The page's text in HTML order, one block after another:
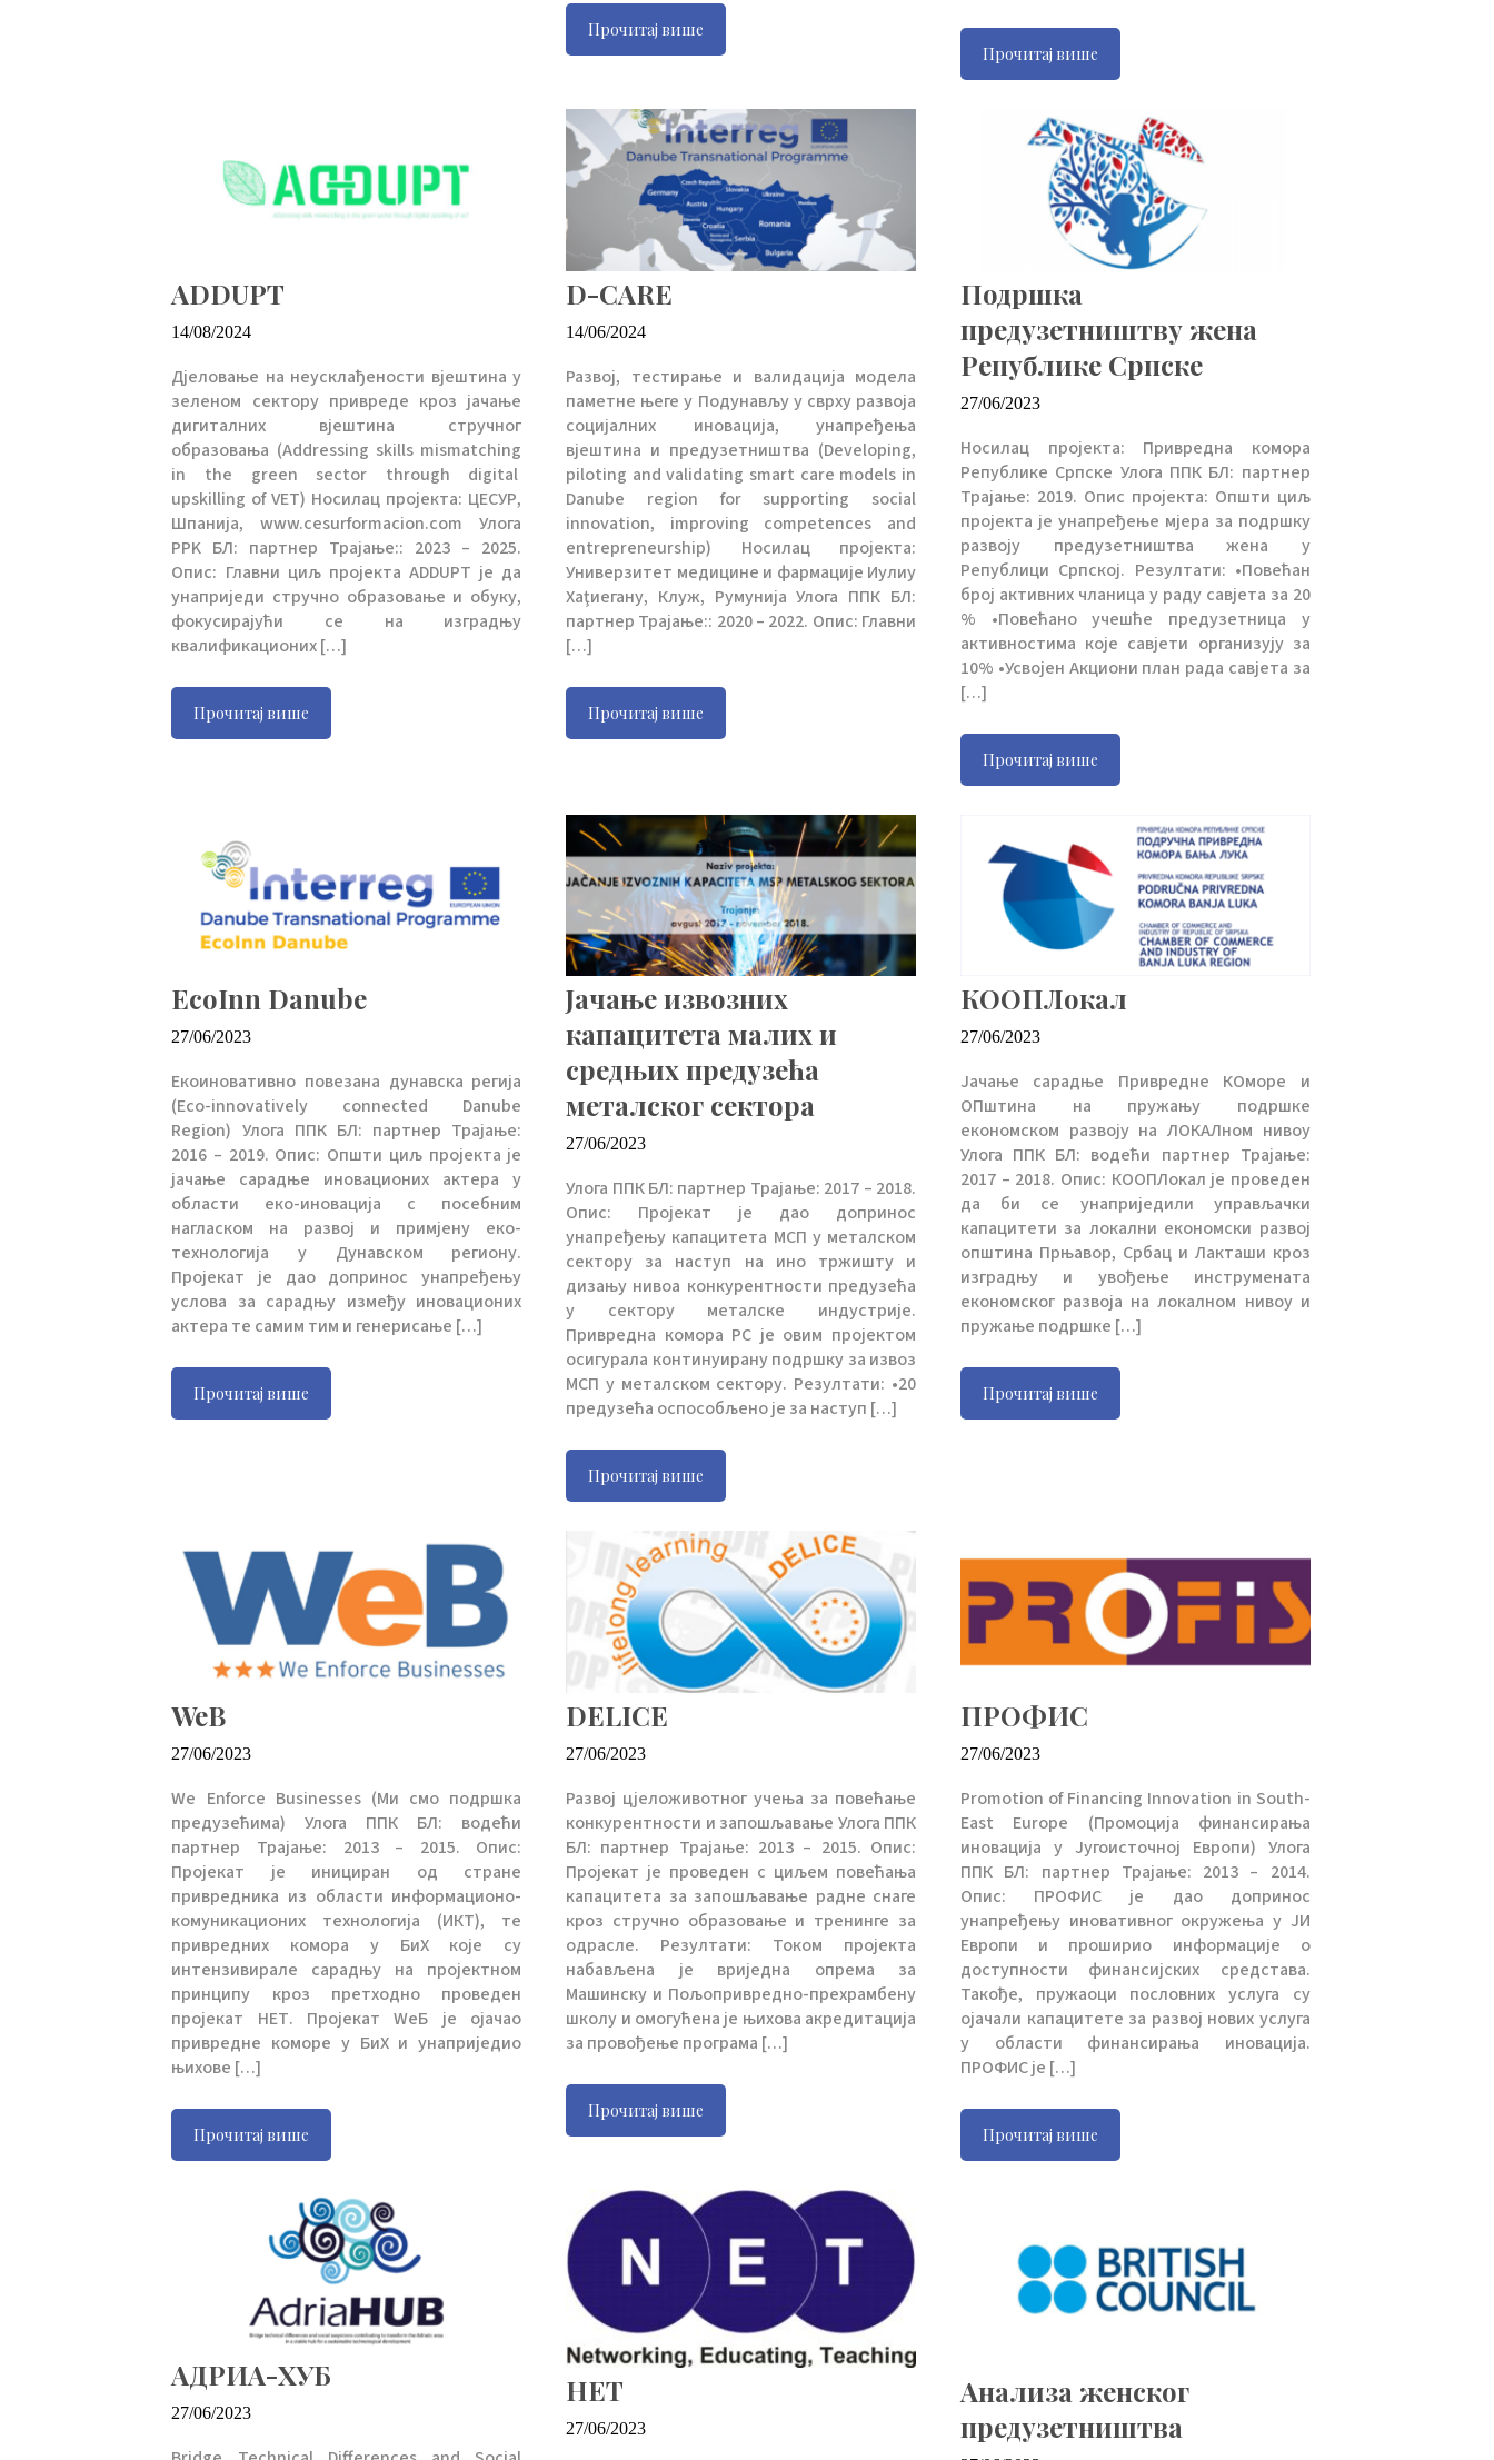
Прочитај више
Прочитај више
ADDUPT
14/08/2024
Д‌јеловање на неусклађености вјештина у
зеленом сектору привреде кроз јачање
дигиталних вјештина стручног
образовања (Addressing skills mismatching
in the green sector through digital
upskilling of VET) Носилац пројекта: ЦЕСУР,
Шпанија, www.cesurformacion.com Улога
PPK БЛ: партнер Трајање:: 2023 – 2025.
Опис: Главни циљ пројекта ADDUPT је да
унаприједи стручно образовање и обуку,
фокусирајући се на изградњу
квалификационих […]
Прочитај више
D-CARE
14/06/2024
Развој, тестирање и валидација модела
паметне његе у Подунављу у сврху развоја
социјалних иновација, унапређења
вјештина и предузетништва (Developing,
piloting and validating smart care models in
Danube region for supporting social
innovation, improving competences and
entrepreneurship) Носилац пројекта:
Универзитет медицине и фармације Иулиу
Хаţиегану, Клуж, Румунија Улога ППК БЛ:
партнер Трајање:: 2020 – 2022. Опис: Главни
[…]
Прочитај више
Подршка
предузетништву жена
Републике Српске
27/06/2023
Носилац пројекта: Привредна комора
Републике Српске Улога ППК БЛ: партнер
Трајање: 2019. Опис пројекта: Општи циљ
пројекта је унапређење мјера за подршку
развоју предузетништва жена у
Републици Српској. Резултати: •Повећан
број активних чланица у раду савјета за 20
% •Повећано учешће предузетница у
активностима које савјети организују за
10% •Усвојен Акциони план рада савјета за
[…]
Прочитај више
EcoInn Danube
27/06/2023
Екоиновативно повезана дунавска регија
(Eco-innovatively connected Danube
Region) Улога ППК БЛ: партнер Трајање:
2016 – 2019. Опис: Општи циљ пројекта је
јачање сарадње иновационих актера у
области еко-иновација с посебним
нагласком на развој и примјену еко-
технологија у Дунавском региону.
Пројекат је дао допринос унапређењу
услова за сарадњу између иновационих
актера те самим тим и генерисање […]
Прочитај више
Јачање извозних
капацитета малих и
средњих предузећа
металског сектора
27/06/2023
Улога ППК БЛ: партнер Трајање: 2017 – 2018.
Опис: Пројекат је дао допринос
унапређењу капацитета МСП у металском
сектору за наступ на ино тржишту и
дизању нивоа конкурентности предузећа
у сектору металске индустрије.
Привредна комора РС је овим пројектом
осигурала континуирану подршку за извоз
МСП у металском сектору. Резултати: •20
предузећа оспособљено је за наступ […]
Прочитај више
КООПЛокал
27/06/2023
Јачање сарадње Привредне КОморе и
ОПштина на пружању подршке
економском развоју на ЛОКАЛном нивоу
Улога ППК БЛ: водећи партнер Трајање:
2017 – 2018. Опис: КООПЛокал је проведен
да би се унаприједили управљачки
капацитети за локални економски развој
општина Прњавор, Србац и Лакташи кроз
изградњу и увођење инструмената
економског развоја на локалном нивоу и
пружање подршке […]
Прочитај више
WeB
27/06/2023
We Enforce Businesses (Ми смо подршка
предузећима) Улога ППК БЛ: водећи
партнер Трајање: 2013 – 2015. Опис:
Пројекат је инициран од стране
привредника из области информационо-
комуникационих технологија (ИКТ), те
привредних комора у БиХ које су
интензивирале сарадњу на пројектном
принципу кроз претходно проведен
пројекат НЕТ. Пројекат WеБ је ојачао
привредне коморе у БиХ и унаприједио
њихове […]
Прочитај више
DELICE
27/06/2023
Развој цјеложивотног учења за повећање
конкурентности и запошљавање Улога ППК
БЛ: партнер Трајање: 2013 – 2015. Опис:
Пројекат је проведен с циљем повећања
капацитета за запошљавање радне снаге
кроз стручно образовање и тренинге за
одрасле. Резултати: Током пројекта
набављена је вриједна опрема за
Машинску и Пољопривредно-прехрамбену
школу и омогућена је њихова акредитација
за провођење програма […]
Прочитај више
ПРОФИС
27/06/2023
Promotion of Financing Innovation in South-
East Europe (Промоција финансирања
иновација у Југоисточној Европи) Улога
ППК БЛ: партнер Трајање: 2013 – 2014.
Опис: ПРОФИС је дао допринос
унапређењу иновативног окружења у ЈИ
Европи и проширио информације о
доступности финансијских средстава.
Такође, пружаоци пословних услуга су
ојачали капацитете за развој нових услуга
у области финансирања иновација.
ПРОФИС је […]
Прочитај више
АДРИА-ХУБ
27/06/2023
НЕТ
27/06/2023
Анализа женског
предузетништва